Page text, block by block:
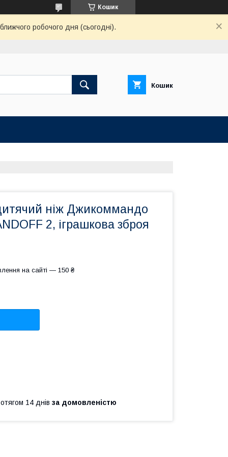
Кошик
робочого дня (сьогодні).
Кошик
ніж Джикоммандо
2, іграшкова зброя
на сайті — 150 ₴
14 днів за домовленістю